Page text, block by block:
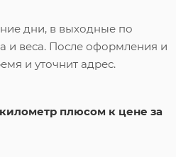
дни, в выходные по
и веса. После оформления и
и уточнит адрес.
плюсом к цене за